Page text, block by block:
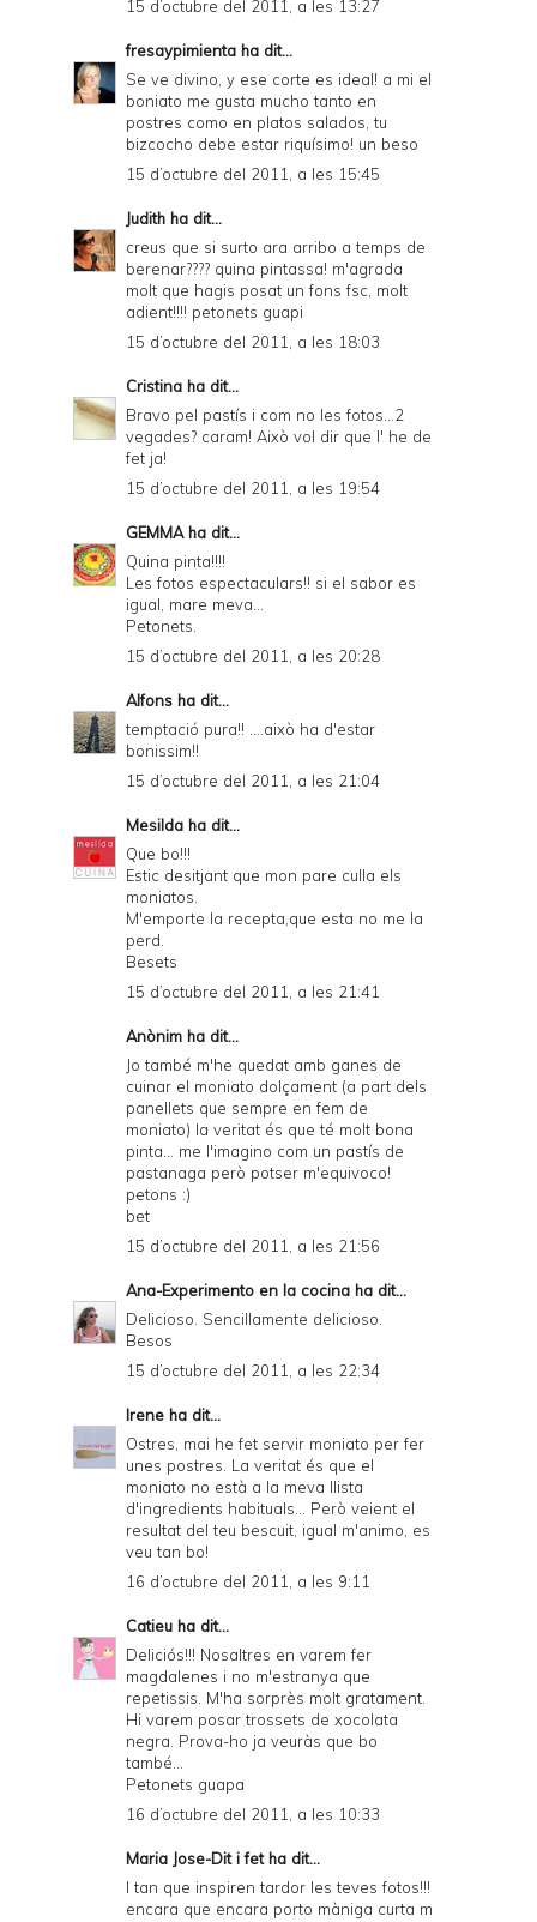
15 d’octubre del 2011, a les 13:27
fresaypimienta ha dit...
Se ve divino, y ese corte es ideal! a mi el
boniato me gusta mucho tanto en
postres como en platos salados, tu
bizcocho debe estar riquísimo! un beso
15 d’octubre del 2011, a les 15:45
Judith ha dit...
creus que si surto ara arribo a temps de
berenar???? quina pintassa! m'agrada
molt que hagis posat un fons fsc, molt
adient!!!! petonets guapi
15 d’octubre del 2011, a les 18:03
Cristina ha dit...
Bravo pel pastís i com no les fotos...2
vegades? caram! Això vol dir que l' he de
fet ja!
15 d’octubre del 2011, a les 19:54
GEMMAha dit...
Quina pinta!!!!
Les fotos espectaculars!! si el sabor es
igual, mare meva...
Petonets.
15 d’octubre del 2011, a les 20:28
Alfons ha dit...
temptació pura!! ....això ha d'estar
bonissim!!
15 d’octubre del 2011, a les 21:04
Mesilda ha dit...
Que bo!!!
Estic desitjant que mon pare culla els
moniatos.
M'emporte la recepta,que esta no me la
perd.
Besets
15 d’octubre del 2011, a les 21:41
Anònim ha dit...
Jo també m'he quedat amb ganes de
cuinar el moniato dolçament (a part dels
panellets que sempre en fem de
moniato) la veritat és que té molt bona
pinta... me l'imagino com un pastís de
pastanaga però potser m'equivoco!
petons :)
bet
15 d’octubre del 2011, a les 21:56
Ana-Experimento en la cocina ha dit...
Delicioso. Sencillamente delicioso.
Besos
15 d’octubre del 2011, a les 22:34
Irene ha dit...
Ostres, mai he fet servir moniato per fer
unes postres. La veritat és que el
moniato no està a la meva llista
d'ingredients habituals... Però veient el
resultat del teu bescuit, igual m'animo, es
veu tan bo!
16 d’octubre del 2011, a les 9:11
Catieu ha dit...
Deliciós!!! Nosaltres en varem fer
magdalenes i no m'estranya que
repetissis. M'ha sorprès molt gratament.
Hi varem posar trossets de xocolata
negra. Prova-ho ja veuràs que bo
també...
Petonets guapa
16 d’octubre del 2011, a les 10:33
Maria Jose-Dit i fetha dit...
I tan que inspiren tardor les teves fotos!!!
encara que encara porto màniga curta m